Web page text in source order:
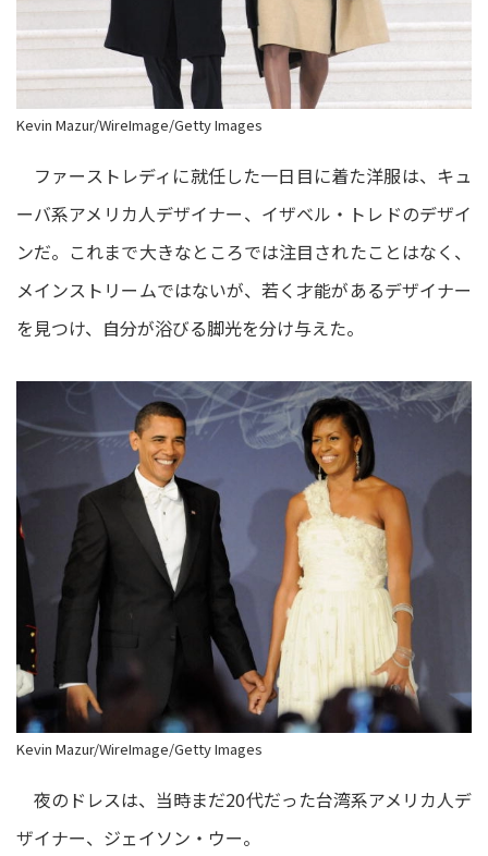
Kevin Mazur/WireImage/Getty Images
ファーストレディに就任した一日目に着た洋服は、キュ
ーバ系アメリカ人デザイナー、イザベル・トレドのデザイ
ンだ。これまで大きなところでは注目されたことはなく、
メインストリームではないが、若く才能があるデザイナー
を見つけ、自分が浴びる脚光を分け与えた。
Kevin Mazur/WireImage/Getty Images
夜のドレスは、当時まだ20代だった台湾系アメリカ人デ
ザイナー、ジェイソン・ウー。